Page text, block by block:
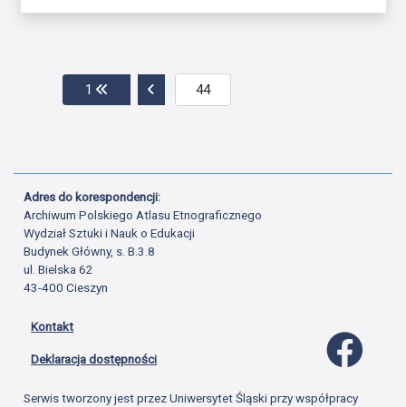
1 Przejdź do pierwszej strony
Przejdź do poprzedniej strony
Adres do korespondencji:
Archiwum Polskiego Atlasu Etnograficznego
Wydział Sztuki i Nauk o Edukacji
Budynek Główny, s. B.3.8
ul. Bielska 62
43-400 Cieszyn
Kontakt
Deklaracja dostępności
Serwis tworzony jest przez Uniwersytet Śląski przy współpracy